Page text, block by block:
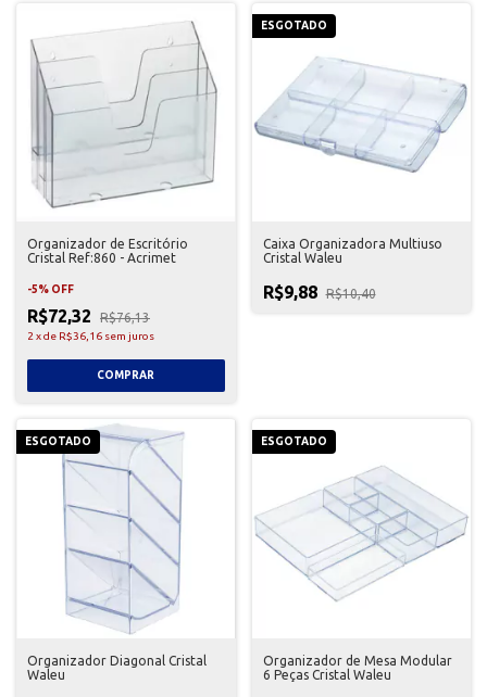
Organizador de Escritório
Cristal Ref:860 - Acrimet
-5% OFF
R$72,32 R$76,13
2 xde R$36,16 sem juros
ESGOTADO
Caixa Organizadora Multiuso
Cristal Waleu
R$9,88 R$10,40
ESGOTADO
Organizador Diagonal Cristal
Waleu
ESGOTADO
Organizador de Mesa Modular
6 Peças Cristal Waleu